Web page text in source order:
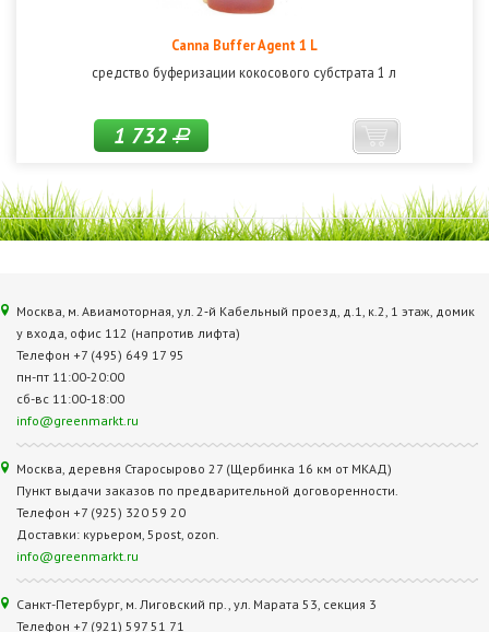
Canna Buffer Agent 1 L
средство буферизации кокосового субстрата 1 л
1 732Р
Москва, м. Авиамоторная, ул. 2‑й Кабельный проезд, д.1, к.2, 1 этаж, домик
у входа, офис 112 (напротив лифта)
Телефон +7 (495) 649 17 95
пн-пт 11:00-20:00
сб-вс 11:00-18:00
info@greenmarkt.ru
Москва, деревня Старосырово 27 (Щербинка 16 км от МКАД)
Пункт выдачи заказов по предварительной договоренности.
Телефон +7 (925) 320 59 20
Доставки: курьером, 5post, ozon.
info@greenmarkt.ru
Санкт-Петербург, м. Лиговский пр., ул. Марата 53, секция 3
Телефон +7 (921) 597 51 71